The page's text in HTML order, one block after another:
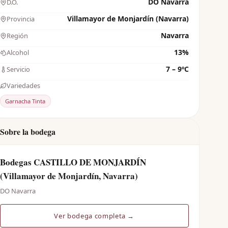
D.O.
Provincia Villamayor de Monjardín (Navarra)
Región Navarra
Alcohol 13%
Servicio 7 – 9ºC
Variedades
Garnacha Tinta
Sobre la bodega
Bodegas CASTILLO DE MONJARDÍN
(Villamayor de Monjardín, Navarra)
DO Navarra
Ver bodega completa →